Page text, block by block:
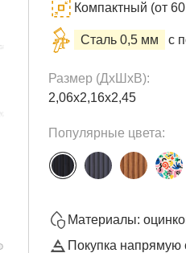
Компактный (от
Сталь 0,5 мм с
Размер (ДxШxВ):
2,06х2,16х2,45
Популярные цвета:
Материалы:
Покупка напрямую